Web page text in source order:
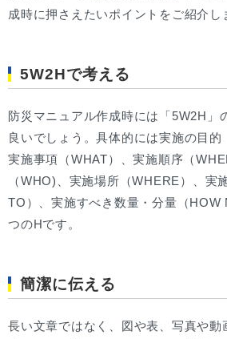
成時に押さえたいポイントをご紹介し
5W2Hで考える
防災マニュアル作成時には「5W2H」
良いでしょう。具体的には実施の目
実施事項（WHAT）、実施順序（
（WHO)、実施場所（WHERE）、実
TO）、実施すべき数量・分量（HOW
つのHです。
簡潔に伝える
長い文章ではなく、図や表、写真や動